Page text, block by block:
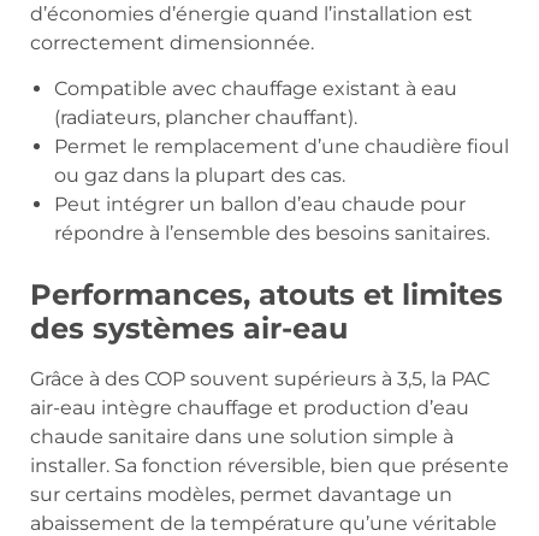
d’économies d’énergie quand l’installation est
correctement dimensionnée.
Compatible avec chauffage existant à eau
(radiateurs, plancher chauffant).
Permet le remplacement d’une chaudière fioul
ou gaz dans la plupart des cas.
Peut intégrer un ballon d’eau chaude pour
répondre à l’ensemble des besoins sanitaires.
Performances, atouts et limites
des systèmes air-eau
Grâce à des COP souvent supérieurs à 3,5, la PAC
air-eau intègre chauffage et production d’eau
chaude sanitaire dans une solution simple à
installer. Sa fonction réversible, bien que présente
sur certains modèles, permet davantage un
abaissement de la température qu’une véritable